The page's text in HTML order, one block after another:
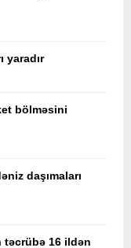
yaradır
bölməsini
daşımaları
təcrübə 16 ildən